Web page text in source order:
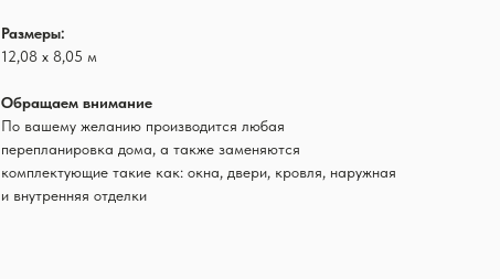
Размеры:
12,08 х 8,05 м
Обращаем внимание
По вашему желанию производится любая
перепланировка дома, а также заменяются
комплектующие такие как: окна, двери, кровля, наружная
и внутренняя отделки